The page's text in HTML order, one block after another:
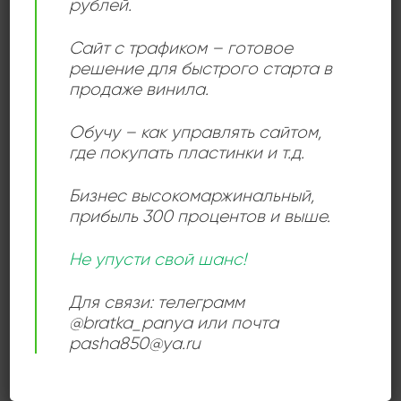
мира, включая США и Европу. Например, в России
он продал более 14 миллионов пластинок. Он часто
выступал в Лас-Вегасе.
(родился в 1949 году в Новом Южном Уэльсе,
Австралия — скончался 10 июля 2018 года).
Add to
wishlist
ПОП РОК
Грег Бонам И Вокальный
рублей.
Сайт с трафиком – готовое
решение для быстрого старта в
продаже винила.
Обучу – как управлять сайтом,
где покупать пластинки и т.д.
Бизнес высокомаржинальный,
прибыль 300 процентов и выше.
Не упусти свой шанс!
Для связи: телеграмм
@bratka_panya или почта
pasha850@ya.ru